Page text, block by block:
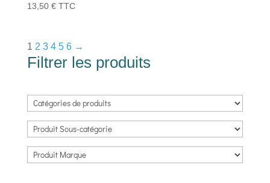
13,50 € TTC
1 2 3 4 5 6 →
Filtrer les produits